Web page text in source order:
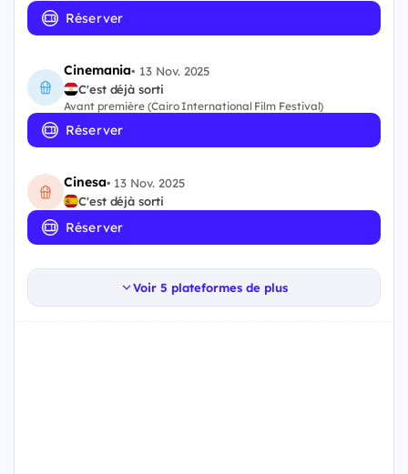
Réserver
Cinemania• 13 Nov. 2025
C'est déjà sorti
Avant première (Cairo International Film Festival)
Réserver
Cinesa• 13 Nov. 2025
C'est déjà sorti
Réserver
Voir 5 plateformes de plus